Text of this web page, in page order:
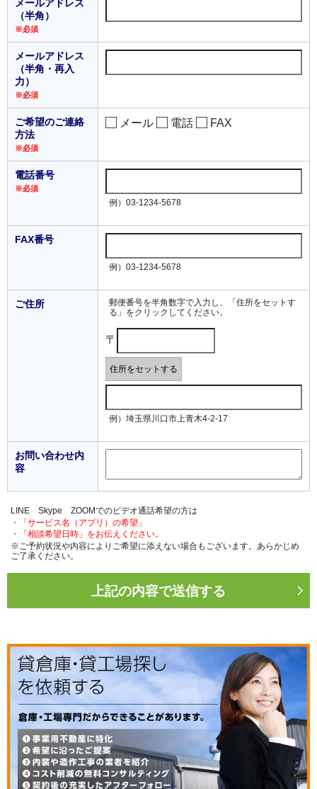
メールアドレス
（半角）
※必須
メールアドレス
（半角・再入
力）
※必須
ご希望のご連絡
方法
※必須
メール 電話 FAX
電話番号
※必須
例）03-1234-5678
FAX番号
例）03-1234-5678
ご住所
郵便番号を半角数字で入力し、「住所をセットす
る」をクリックしてください。
〒
例）埼玉県川口市上青木4-2-17
お問い合わせ内
容
LINE Skype ZOOMでのビデオ通話希望の方は
・「サービス名（アプリ）の希望」
・「相談希望日時」をお伝えください。
※ご予約状況や内容によりご希望に添えない場合もございます。あらかじめ
ご了承ください。